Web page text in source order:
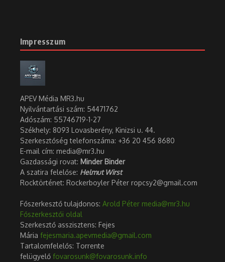
Impresszum
APEV Média MR3.hu
Nyilvántartási szám: 54471762
Adószám: 55746719-1-27
Székhely: 8093 Lovasberény, Kinizsi u. 44.
Szerkesztőség telefonszáma: +36 20 456 8680
E-mail cím: media@mr3.hu
Gazdassági rovat: Minder Binder
A szatira felelőse: Helmut Wirst
Rocktörténet: Rockerboyler Péter ropcsy2@gmail.com
Főszerkesztő tulajdonos: Arold Péter media@mr3.hu
Főszerkesztői oldal
Szerkesztő asszisztens: Fejes
Mária fejesmaria.apevmedia@gmail.com
Tartalomfelelős: Torrente
felügyelő fovarosunk@fovarosunk.info